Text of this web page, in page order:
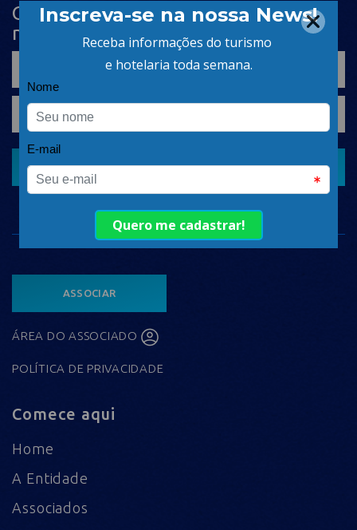
Cadastre-se na newsletter e receba
nosso conteúdo em seu e-mail
CADASTRAR
ASSOCIAR
ÁREA DO ASSOCIADO
POLÍTICA DE PRIVACIDADE
Comece aqui
Home
A Entidade
Associados